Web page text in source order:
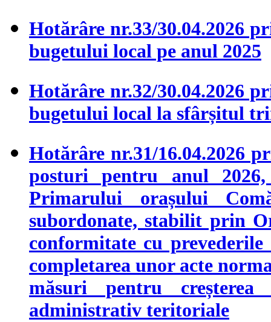
Hotărâre nr.33/30.04.2026
bugetului local pe anul 2025
Hotărâre nr.32/30.04.2026
bugetului local la sfârșitul
Hotărâre nr.31/16.04.2026
posturi pentru anul
Primarului orașului
subordonate, stabilit prin
conformitate cu
completarea unor acte
măsuri pentru
administrativ teritoriale